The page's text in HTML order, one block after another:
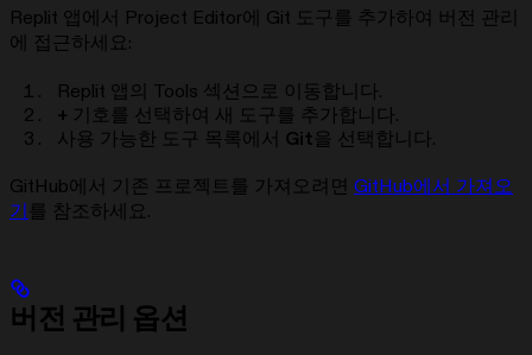
Replit 앱에서 Project Editor에 Git 도구를 추가하여 버전 관리
에 접근하세요:
Replit 앱의 Tools 섹션으로 이동합니다.
+ 기호를 선택하여 새 도구를 추가합니다.
사용 가능한 도구 목록에서 Git 을 선택합니다.
GitHub에서 기존 프로젝트를 가져오려면 GitHub에서 가져오
기 를 참조하세요.
버전 관리 옵션